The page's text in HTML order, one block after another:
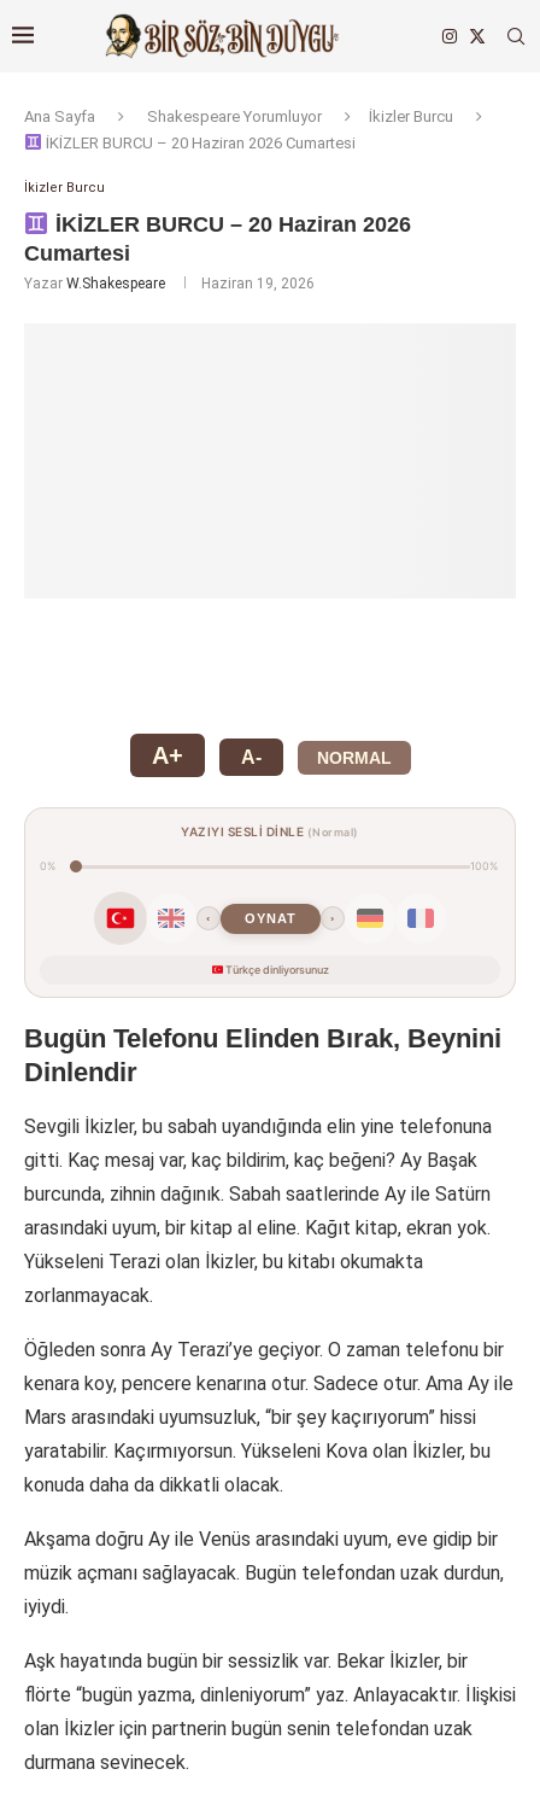
Ana Sayfa Shakespeare Yorumluyor
İkizler Burcu
İKİZLER BURCU – 20 Haziran 2026 Cumartesi
İkizler Burcu
İKİZLER BURCU – 20 Haziran 2026
Cumartesi
Yazar W.Shakespeare Haziran 19, 2026
A+ A- NORMAL
YAZIYI SESLİ DİNLE (Normal)
0% 100%
‹ OYNAT ›
Türkçe dinliyorsunuz
Bugün Telefonu Elinden Bırak, Beynini
Dinlendir
Sevgili İkizler, bu sabah uyandığında elin yine telefonuna
gitti. Kaç mesaj var, kaç bildirim, kaç beğeni? Ay Başak
burcunda, zihnin dağınık. Sabah saatlerinde Ay ile Satürn
arasındaki uyum, bir kitap al eline. Kağıt kitap, ekran yok.
Yükseleni Terazi olan İkizler, bu kitabı okumakta
zorlanmayacak.
Öğleden sonra Ay Terazi’ye geçiyor. O zaman telefonu bir
kenara koy, pencere kenarına otur. Sadece otur. Ama Ay ile
Mars arasındaki uyumsuzluk, “bir şey kaçırıyorum” hissi
yaratabilir. Kaçırmıyorsun. Yükseleni Kova olan İkizler, bu
konuda daha da dikkatli olacak.
Akşama doğru Ay ile Venüs arasındaki uyum, eve gidip bir
müzik açmanı sağlayacak. Bugün telefondan uzak durdun,
iyiydi.
Aşk hayatında bugün bir sessizlik var. Bekar İkizler, bir
flörte “bugün yazma, dinleniyorum” yaz. Anlayacaktır. İlişkisi
olan İkizler için partnerin bugün senin telefondan uzak
durmana sevinecek.